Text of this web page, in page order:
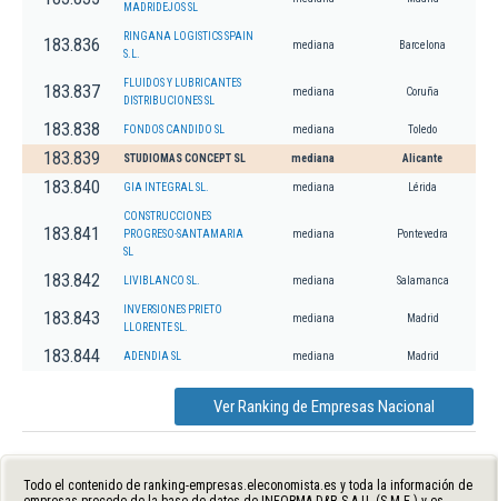
MADRIDEJOS SL
183.836
RINGANA LOGISTICS SPAIN
S.L.
mediana Barcelona
183.837
FLUIDOS Y LUBRICANTES
DISTRIBUCIONES SL
mediana Coruña
183.838 FONDOS CANDIDO SL mediana Toledo
183.839 STUDIOMAS CONCEPT SL mediana Alicante
183.840 GIA INTEGRAL SL. mediana Lérida
183.841
CONSTRUCCIONES
PROGRESO-SANTAMARIA
SL
mediana Pontevedra
183.842 LIVIBLANCO SL. mediana Salamanca
183.843
INVERSIONES PRIETO
LLORENTE SL.
mediana Madrid
183.844 ADENDIA SL mediana Madrid
Ver Ranking de Empresas Nacional
Todo el contenido de ranking-empresas.eleconomista.es y toda la información de